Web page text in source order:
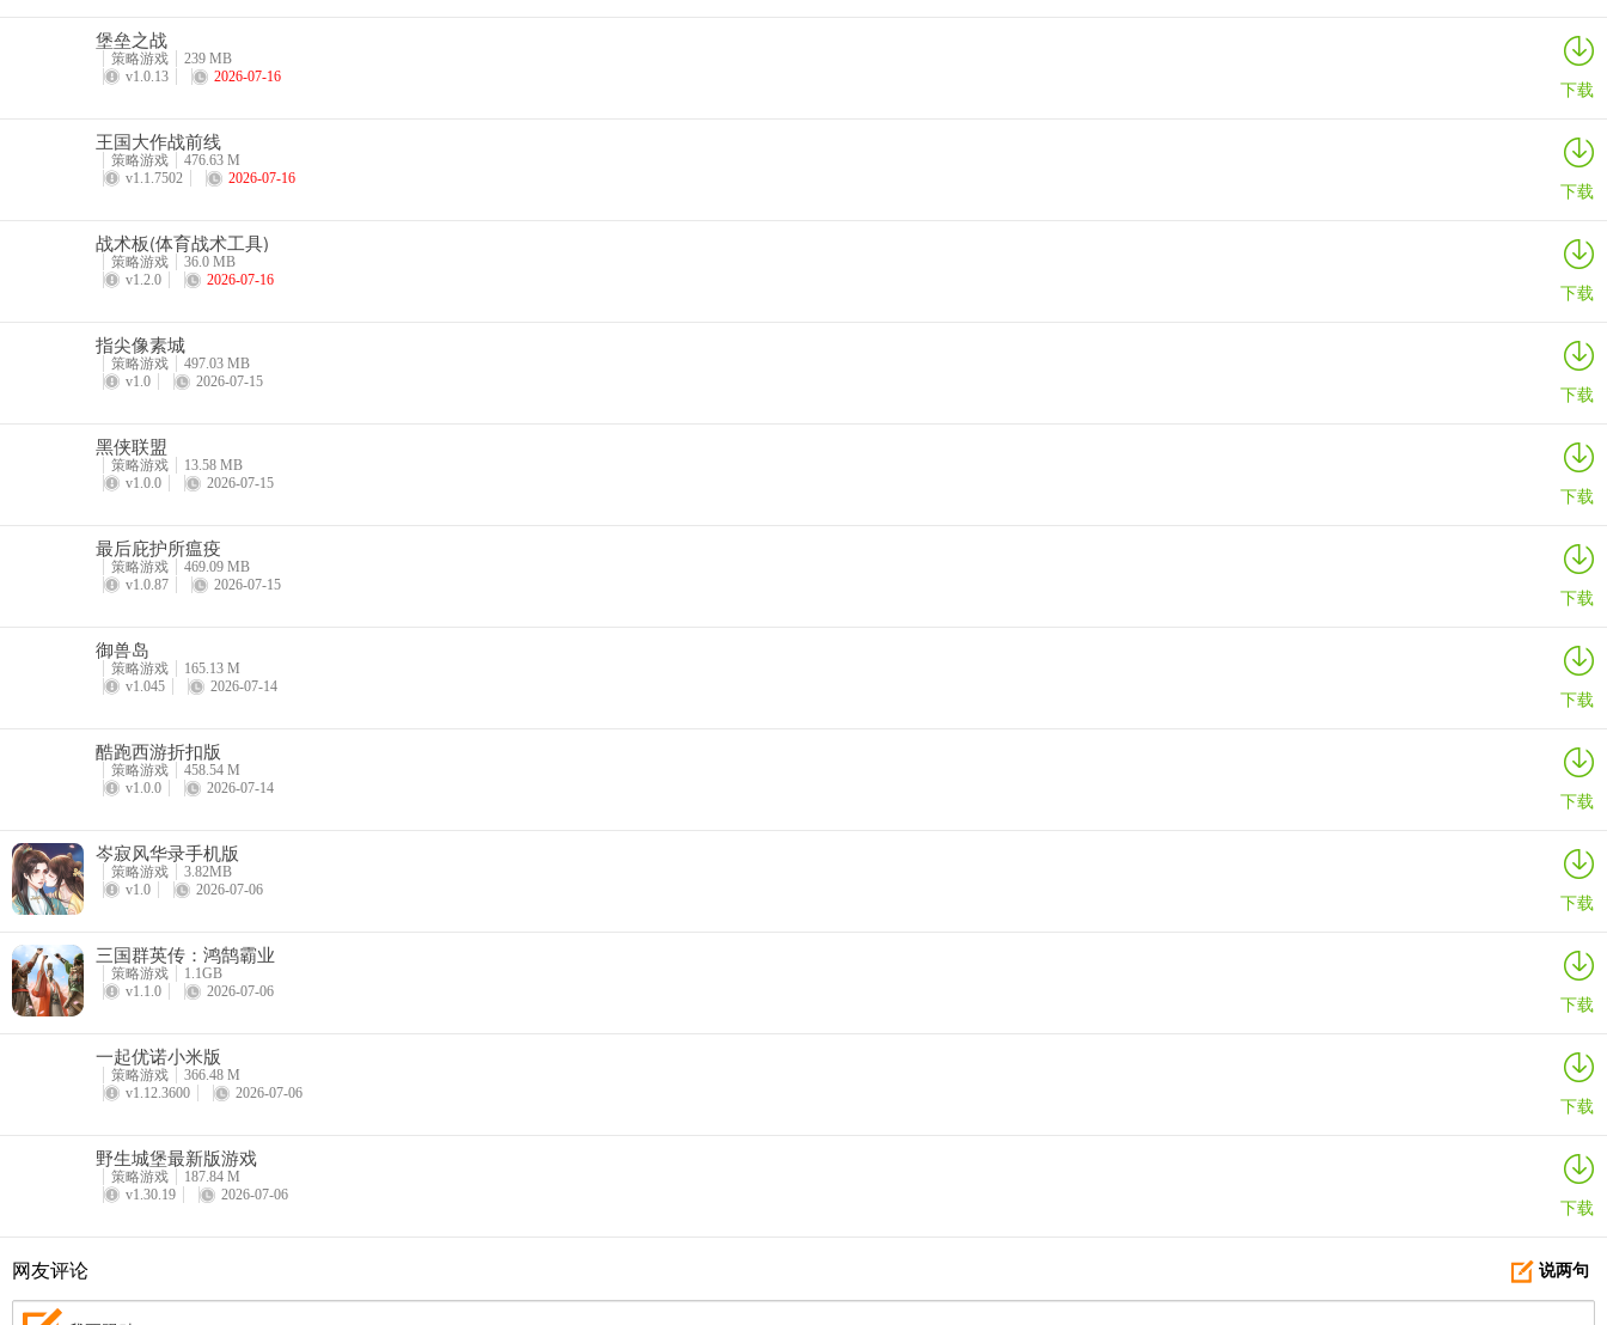
3、所有人物角色之间的技能属性完美把握，争取能够最大程度促进角色养成提高相应属性，这样才能更好地实现发展。
2、玩家可以自定义城市中建筑的布局，打造独一无二的城市；
4、稳步增加店铺和住宅，加入更多市民，让这个城市看上去更加繁荣；
堡垒之战
策略游戏
239 MB
v1.0.13
2026-07-16 下载
王国大作战前线
策略游戏
476.63 M
v1.1.7502
2026-07-16 下载
战术板(体育战术工具)
策略游戏
36.0 MB
v1.2.0
2026-07-16 下载
指尖像素城
策略游戏
497.03 MB
v1.0
2026-07-15 下载
黑侠联盟
策略游戏
13.58 MB
v1.0.0
2026-07-15 下载
最后庇护所瘟疫
策略游戏
469.09 MB
v1.0.87
2026-07-15 下载
御兽岛
策略游戏
165.13 M
v1.045
2026-07-14 下载
酷跑西游折扣版
策略游戏
458.54 M
v1.0.0
2026-07-14 下载
岑寂风华录手机版
策略游戏
3.82MB
v1.0
2026-07-06 下载
三国群英传：鸿鹄霸业
策略游戏
1.1GB
v1.1.0
2026-07-06 下载
一起优诺小米版
策略游戏
366.48 M
v1.12.3600
2026-07-06 下载
野生城堡最新版游戏
策略游戏
187.84 M
v1.30.19
2026-07-06 下载
说两句
网友评论